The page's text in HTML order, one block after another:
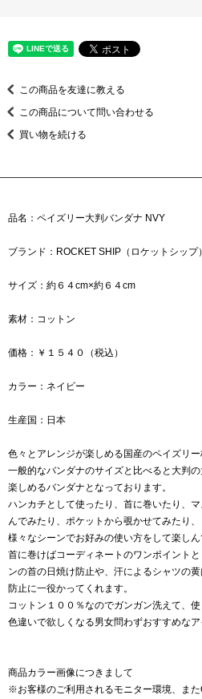
この商品を友達に教える
この商品について問い合わせる
買い物を続ける
品名：ペイズリー大判バンダナ NVY
ブランド：ROCKET SHIP（ロケットシップ）
サイズ：約６４cm×約６４cm
素材：コットン
価格：￥１５４０（税込）
カラー：ネイビー
生産国：日本
色々とアレンジが楽しめる国産のペイズリー
一般的なバンダナのサイズと比べると大判
楽しめるバンダナとなっております。
ハンカチとして使ったり、首に巻いたり、
んでみたり、ポケットから覗かせてみたり、
様々なシーンでお好みの使い方をして楽しん
首に巻けばコーディネートのワンポイント
ンの首の日焼け防止や、汗によるシャツの
防止に一役かってくれます。
コットン１００％なのでガンガン洗えて、使
色違いで欲しくなる男女問わずおすすめなア
商品カラー画像につきまして
※お客様のご利用されるモニター環境、ま